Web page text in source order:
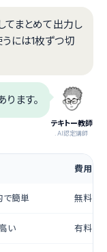
てまとめて出力し
うには1枚ずつ切
テキトー教師
.AI認定講師
ます。
費用
で簡単 無料プ
い 有料